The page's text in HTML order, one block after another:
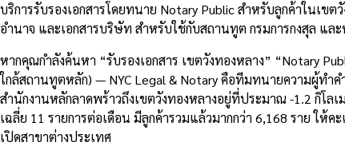
บริการรับรองเอกสารโดยทนาย Notary Public สำหรับลูกค้าในเ
อำนาจ และเอกสารบริษัท สำหรับใช้กับสถานทูต กรมการกงสุล แ
หากคุณกำลังค้นหา “รับรองเอกสาร เขตวังทองหลาง” “Notary
ใกล้สถานทูตหลัก) — NYC Legal & Notary คือทีมทนายความผู้ทำ
สำนักงานหลักลาดพร้าวถึงเขตวังทองหลางอยู่ที่ประมาณ -1.2 กิโล
เฉลี่ย 11 รายการต่อเดือน มีลูกค้ารวมแล้วมากกว่า 6,168 ราย ใ
เปิดสาขาต่างประเทศ